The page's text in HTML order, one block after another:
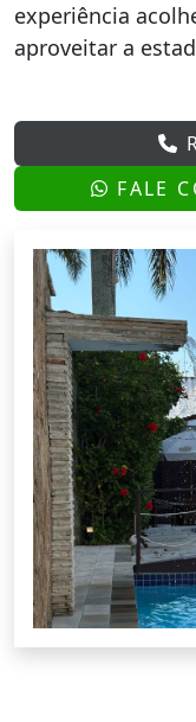
experiência
aproveitar a
FALE